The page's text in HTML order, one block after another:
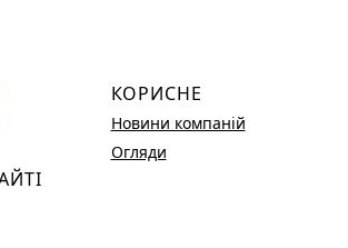
КОРИСНЕ
Новини компаній
Огляди